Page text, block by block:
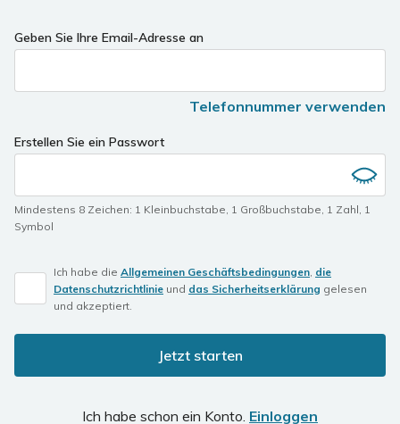
Geben Sie Ihre Email-Adresse an
Telefonnummer verwenden
Erstellen Sie ein Passwort
Mindestens 8 Zeichen: 1 Kleinbuchstabe, 1 Großbuchstabe, 1 Zahl, 1
Symbol
Ich habe die Allgemeinen Geschäftsbedingungen, die
Datenschutzrichtlinie und das Sicherheitserklärung gelesen
und akzeptiert.
Jetzt starten
Ich habe schon ein Konto. Einloggen